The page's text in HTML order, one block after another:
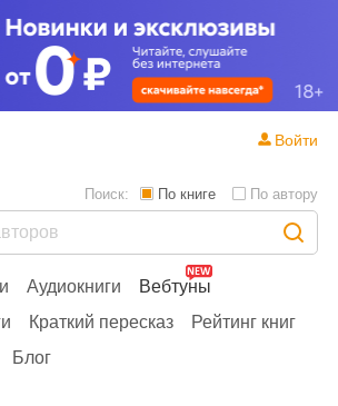
Аудиокниги
Вебтуны
Краткий пересказ
Рейтинг книг
Блог
Поиск: По книге По автору
Войти